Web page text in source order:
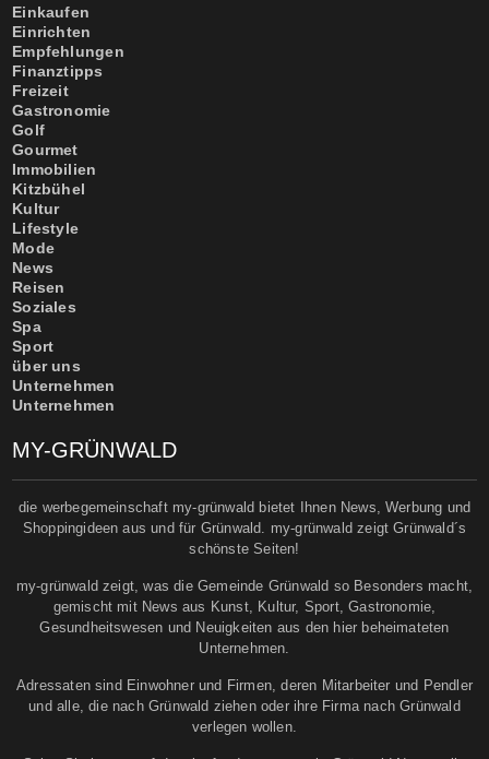
Einkaufen
Einrichten
Empfehlungen
Finanztipps
Freizeit
Gastronomie
Golf
Gourmet
Immobilien
Kitzbühel
Kultur
Lifestyle
Mode
News
Reisen
Soziales
Spa
Sport
über uns
Unternehmen
Unternehmen
MY-GRÜNWALD
die werbegemeinschaft my-grünwald bietet Ihnen News, Werbung und
Shoppingideen aus und für Grünwald. my-grünwald zeigt Grünwald´s
schönste Seiten!
my-grünwald zeigt, was die Gemeinde Grünwald so Besonders macht,
gemischt mit News aus Kunst, Kultur, Sport, Gastronomie,
Gesundheitswesen und Neuigkeiten aus den hier beheimateten
Unternehmen.
Adressaten sind Einwohner und Firmen, deren Mitarbeiter und Pendler
und alle, die nach Grünwald ziehen oder ihre Firma nach Grünwald
verlegen wollen.